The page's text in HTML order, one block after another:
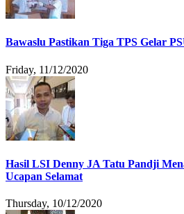
Bawaslu Pastikan Tiga TPS Gelar
Friday, 11/12/2020
Hasil LSI Denny JA Tatu Pandji
Ucapan Selamat
Thursday, 10/12/2020